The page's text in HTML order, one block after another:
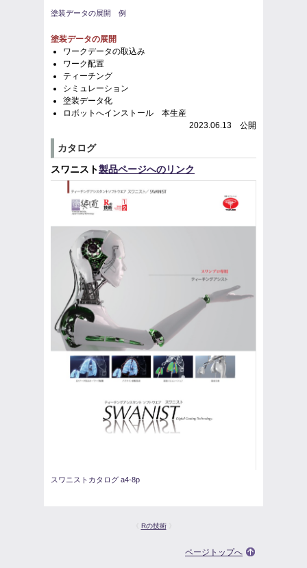
塗装データの展開 例
塗装データの展開
ワークデータの取込み
ワーク配置
ティーチング
シミュレーション
塗装データ化
ロボットへインストール 本生産
2023.06.13 公開
カタログ
スワニスト製品ページへのリンク
スワニストカタログ a4-8p
Rの技術》
ページトップへ